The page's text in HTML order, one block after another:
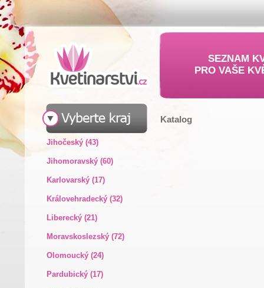
SEZNAM
PRO VAŠE
Jihočeský (43)
Jihomoravský (60)
Karlovarský (17)
Královehradecký (32)
Liberecký (21)
Moravskoslezský (72)
Olomoucký (24)
Pardubický (17)
Katalog